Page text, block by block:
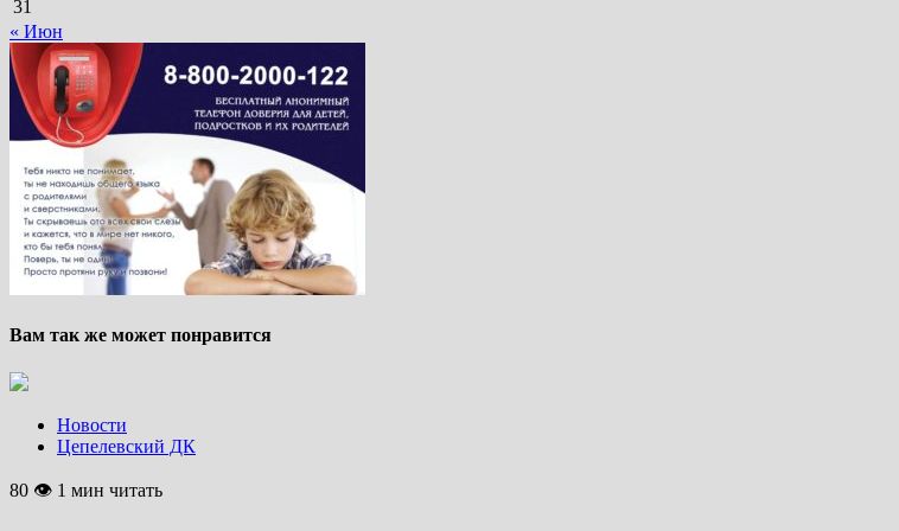
31
« Июн
Вам так же может понравится
Новости
Цепелевский ДК
80 👁 1 мин читать